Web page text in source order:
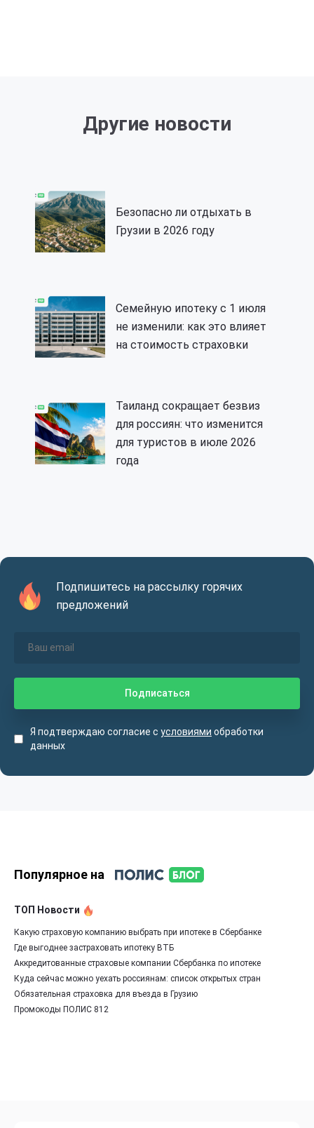
Другие новости
Безопасно ли отдыхать в
Грузии в 2026 году
Семейную ипотеку с 1 июля
не изменили: как это влияет
на стоимость страховки
Таиланд сокращает безвиз
для россиян: что изменится
для туристов в июле 2026
года
Подпишитесь на рассылку горячих
предложений
Я подтверждаю согласие с условиями обработки
данных
Популярное на
ТОП Новости
Какую страховую компанию выбрать при ипотеке в Сбербанке
Где выгоднее застраховать ипотеку ВТБ
Аккредитованные страховые компании Сбербанка по ипотеке
Куда сейчас можно уехать россиянам: список открытых стран
Обязательная страховка для въезда в Грузию
Промокоды ПОЛИС 812